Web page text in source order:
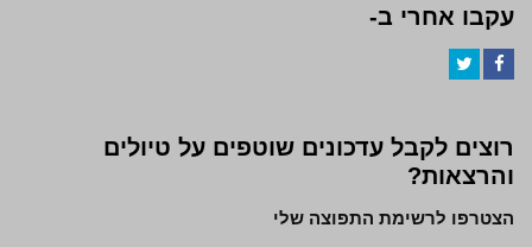
עקבו אחרי ב-
רוצים לקבל עדכונים שוטפים על טיולים
והרצאות?
הצטרפו לרשימת התפוצה שלי